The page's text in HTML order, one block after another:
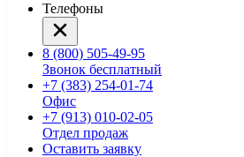
Телефоны
8 (800) 505-49-95
Звонок бесплатный
+7 (383) 254-01-74
Офис
+7 (913) 010-02-05
Отдел продаж
Оставить заявку